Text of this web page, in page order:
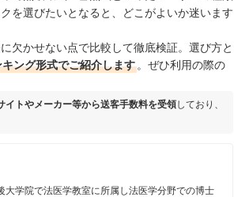
を選びたいとなると、どこがよいか迷います
欠かせない点で比較して徹底検証。選び方と
ング形式でご紹介します 。ぜひ利用の際の
イトやメーカー等から送客手数料を受領しており、
学院で法医学教室に所属し法医学分野での博士